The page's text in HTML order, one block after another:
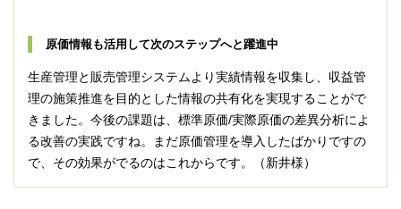
原価情報も活用して次のステップへと躍進中
生産管理と販売管理システムより実績情報を収集し、収益管
理の施策推進を目的とした情報の共有化を実現することがで
きました。今後の課題は、標準原価/実際原価の差異分析によ
る改善の実践ですね。まだ原価管理を導入したばかりですの
で、その効果がでるのはこれからです。（新井様）